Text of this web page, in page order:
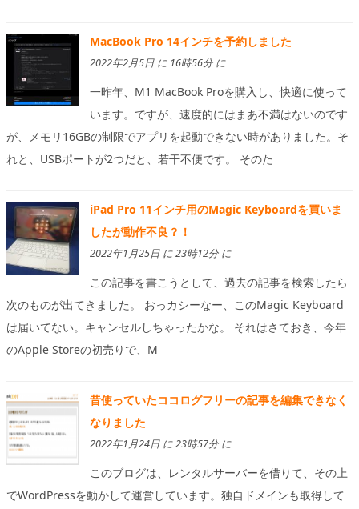
MacBook Pro 14インチを予約しました
2022年2月5日 に 16時56分 に
一昨年、M1 MacBook Proを購入し、快適に使って
います。ですが、速度的にはまあ不満はないのです
が、メモリ16GBの制限でアプリを起動できない時がありました。そ
れと、USBポートが2つだと、若干不便です。 そのた
iPad Pro 11インチ用のMagic Keyboardを買いま
したが動作不良？！
2022年1月25日 に 23時12分 に
この記事を書こうとして、過去の記事を検索したら
次のものが出てきました。 おっカシーなー、このMagic Keyboard
は届いてない。キャンセルしちゃったかな。 それはさておき、今年
のApple Storeの初売りで、M
昔使っていたココログフリーの記事を編集できなく
なりました
2022年1月24日 に 23時57分 に
このブログは、レンタルサーバーを借りて、その上
でWordPressを動かして運営しています。独自ドメインも取得して